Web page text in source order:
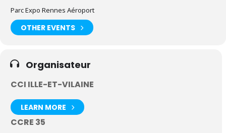
Parc Expo Rennes Aéroport
OTHER EVENTS
Organisateur
CCI ILLE-ET-VILAINE
LEARN MORE
CCRE 35